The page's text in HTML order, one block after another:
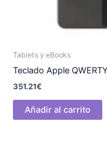
Tablets y eBooks
Teclado Apple
351.21€
Añadir al carrito